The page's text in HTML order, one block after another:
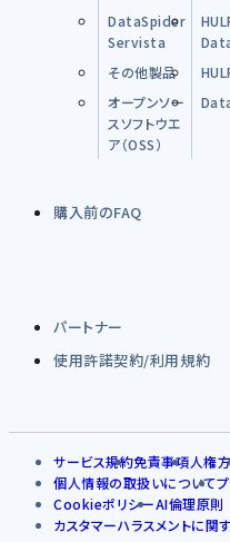
DataSpider
Servista
その他製品
オープンソー
スソフトウエ
ア（OSS）
購入前のFAQ
パートナー
使用許諾契約/利用規約
サービス規約免責事項人権
個人情報の取扱いについて
CookieポリシーAI倫理原則
カスタマーハラスメントに関